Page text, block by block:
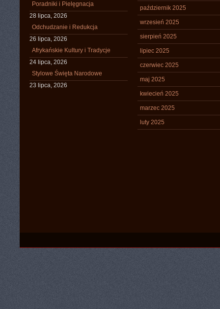
Poradniki i Pielęgnacja
28 lipca, 2026
Odchudzanie i Redukcja
26 lipca, 2026
Afrykańskie Kultury i Tradycje
24 lipca, 2026
Stylowe Święta Narodowe
23 lipca, 2026
październik 2025
wrzesień 2025
sierpień 2025
lipiec 2025
czerwiec 2025
maj 2025
kwiecień 2025
marzec 2025
luty 2025